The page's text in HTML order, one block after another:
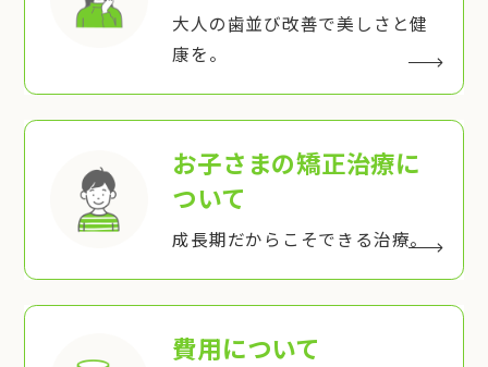
大人の歯並び改善で美しさと健
康を。
お子さまの矯正治療に
ついて
成長期だからこそできる治療。
費用について